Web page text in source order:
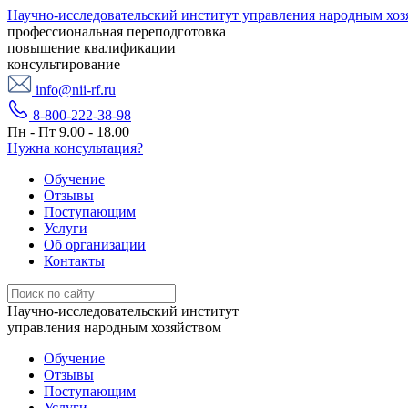
Научно-исследовательский институт управления народным
профессиональная переподготовка
повышение квалификации
консультирование
info@nii-rf.ru
8-800-222-38-98
Пн - Пт 9.00 - 18.00
Нужна консультация?
Обучение
Отзывы
Поступающим
Услуги
Об организации
Контакты
Научно-исследовательский институт
управления народным хозяйством
Обучение
Отзывы
Поступающим